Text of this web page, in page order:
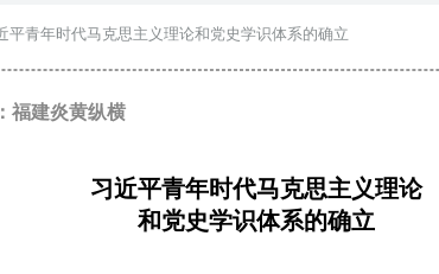
平青年时代马克思主义理论和党史学识体系的确立
福建炎黄纵横
习近平青年时代马克思主义理论
和党史学识体系的确立